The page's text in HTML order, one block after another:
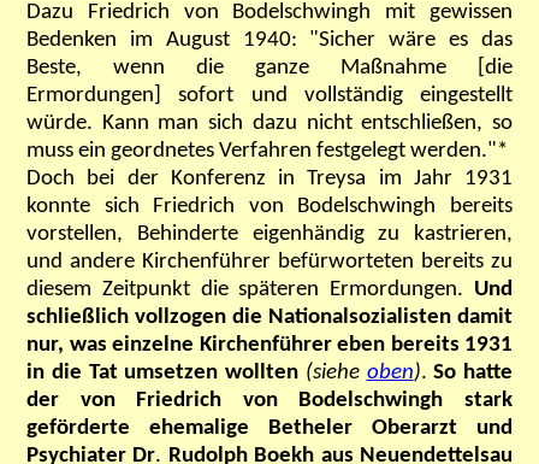
Dazu Friedrich von Bodelschwingh mit gewissen
Bedenken im August 1940: "Sicher wäre es das
Beste, wenn die ganze Maßnahme [die
Ermordungen] sofort und vollständig eingestellt
würde. Kann man sich dazu nicht entschließen, so
muss ein geordnetes Verfahren festgelegt werden."*
Doch bei der Konferenz in Treysa im Jahr 1931
konnte sich Friedrich von Bodelschwingh bereits
vorstellen, Behinderte eigenhändig zu kastrieren,
und andere Kirchenführer befürworteten bereits zu
diesem Zeitpunkt die späteren Ermordungen. Und
schließlich vollzogen die Nationalsozialisten damit
nur, was einzelne Kirchenführer eben bereits 1931
in die Tat umsetzen wollten (siehe oben).So hatte
der von Friedrich von Bodelschwingh stark
geförderte ehemalige Betheler Oberarzt und
Psychiater Dr. Rudolph Boekh aus Neuendettelsau